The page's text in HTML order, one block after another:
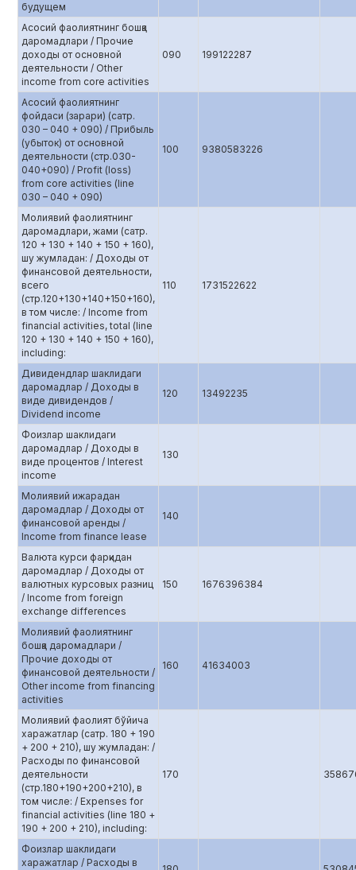
будущем
Асосий фаолиятнинг бошқа
даромадлари / Прочие
доходы от основной
деятельности / Other
income from core activities
090 199122287
Асосий фаолиятнинг
фойдаси (зарари) (сатр.
030 – 040 + 090) / Прибыль
(убыток) от основной
деятельности (стр.0З0-
040+090) / Profit (loss)
from core activities (line
030 – 040 + 090)
100 9380583226
Молиявий фаолиятнинг
даромадлари, жами (сатр.
120 + 130 + 140 + 150 + 160),
шу жумладан: / Доходы от
финансовой деятельности,
всего
(стр.120+130+140+150+160),
в том числе: / Income from
financial activities, total (line
120 + 130 + 140 + 150 + 160),
including:
110 1731522622
Дивидендлар шаклидаги
даромадлар / Доходы в
виде дивидендов /
Dividend income
120 13492235
Фоизлар шаклидаги
даромадлар / Доходы в
виде процентов / Interest
income
130
Молиявий ижарадан
даромадлар / Доходы от
финансовой аренды /
Income from finance lease
140
Валюта курси фарқидан
даромадлар / Доходы от
валютных курсовых разниц
/ Income from foreign
exchange differences
150 1676396384
Молиявий фаолиятнинг
бошқа даромадлари /
Прочие доходы от
финансовой деятельности /
Other income from financing
activities
160 41634003
Молиявий фаолият бўйича
харажатлар (сатр. 180 + 190
+ 200 + 210), шу жумладан: /
Расходы по финансовой
деятельности
(стр.180+190+200+210), в
том числе: / Expenses for
financial activities (line 180 +
190 + 200 + 210), including:
170
Фоизлар шаклидаги
харажатлар / Расходы в